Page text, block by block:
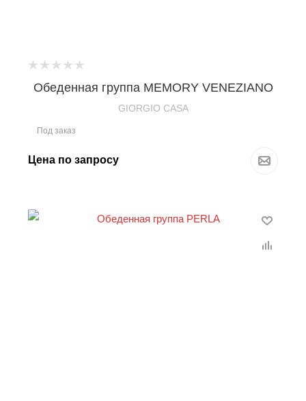
Обеденная группа MEMORY VENEZIANO
GIORGIO CASA
Под заказ
Цена по запросу